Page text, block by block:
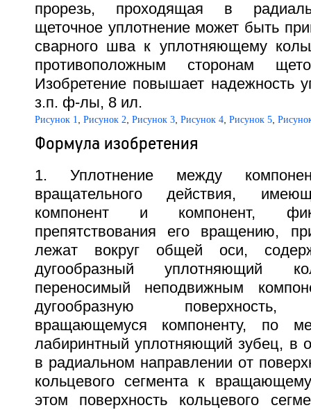
прорезь, проходящая в
щеточное уплотнение может быть
сварного шва к уплотняющему
противоположным сторонам
Изобретение повышает надежность
з.п. ф-лы, 8 ил.
Рисунок 1 Рисунок 2 Рисунок 3, Рисунок 4, Рисунок 5,
Формула изобретения
1. Уплотнение между
вращательного действия,
компонент и компонент,
препятствования его вращению,
лежат вокруг общей оси,
дугообразный уплотняющий
переносимый неподвижным
дугообразную поверхность,
вращающемуся компоненту, по
лабиринтный уплотняющий зубец, в
в радиальном направлении от
кольцевого сегмента к
этом поверхность кольцевого